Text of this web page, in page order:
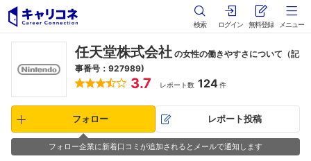
検索 ログイン 無料登録 メニュー
任天堂株式会社 の女性の働きやすさについて（記
事番号：927989)
3.7 レポート数 124件
フォロー レポート投稿
フォロー企業に新着口コミが追加されるとメールで通知します